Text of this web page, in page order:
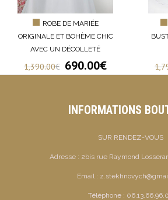
ROBE DE MARIÉE
ORIGINALE ET BOHÈME CHIC
AVEC UN DÉCOLLETÉ
1,390.00€ 690.00€
INFORMATIONS
SUR RENDEZ-VOUS
Adresse : 2bis rue Raymond
Email :
Téléphone :